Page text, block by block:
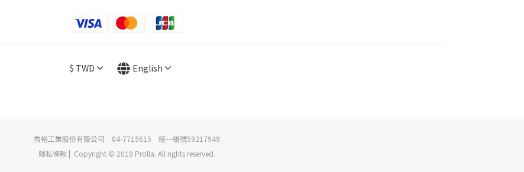
$ TWD English
秀裕工業股份有限公司 04-7715615 統一編號59217949
隱私條款 | Copyright © 2019 Prolla. All rights reserved.